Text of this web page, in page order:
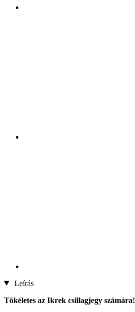
Leírás
Tökéletes az Ikrek csillagjegy számára!